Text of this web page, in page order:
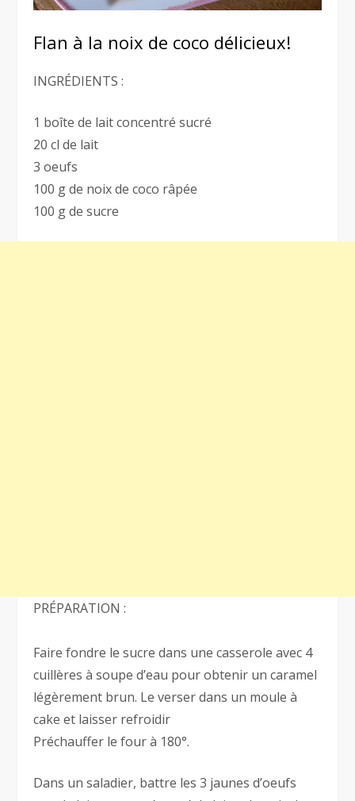
Flan à la noix de coco délicieux!
INGRÉDIENTS :
1 boîte de lait concentré sucré
20 cl de lait
3 oeufs
100 g de noix de coco râpée
100 g de sucre
PRÉPARATION :
Faire fondre le sucre dans une casserole avec 4
cuillères à soupe d’eau pour obtenir un caramel
légèrement brun. Le verser dans un moule à
cake et laisser refroidir
Préchauffer le four à 180°.
Dans un saladier, battre les 3 jaunes d’oeufs